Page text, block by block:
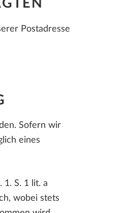
Postadresse
Sofern wir
eines
S. 1 lit. a
wobei stets